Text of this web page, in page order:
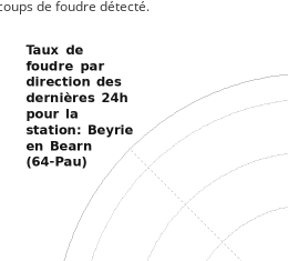
de foudre détecté.